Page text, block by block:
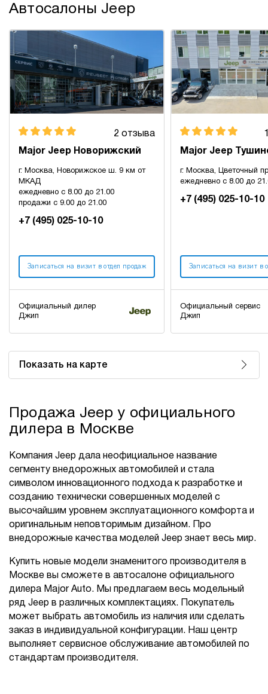
Показать на карте
Автосалоны Jeep
2 отзыва
Major Jeep Новорижский
г. Москва, Новорижское ш. 9 км от
МКАД
ежедневно с 8.00 до 21.00
продажи с 9.00 до 21.00
+7 (495) 025-10-10
Записаться на визит в отдел продаж
Официальный дилер
Джип
Major Jeep
г. Москва, Цветочный
ежедневно с 8.00 до
+7 (495) 025-10-10
Записаться на визит в
Официальный сервис
Джип
Продажа Jeep у официального
дилера в Москве
Компания Jeep дала неофициальное название
сегменту внедорожных автомобилей и стала
символом инновационного подхода к разработке и
созданию технически совершенных моделей с
высочайшим уровнем эксплуатационного комфорта и
оригинальным неповторимым дизайном. Про
внедорожные качества моделей Jeep знает весь мир.
Купить новые модели знаменитого производителя в
Москве вы сможете в автосалоне официального
дилера Major Auto. Мы предлагаем весь модельный
ряд Jeep в различных комплектациях. Покупатель
может выбрать автомобиль из наличия или сделать
заказ в индивидуальной конфигурации. Наш центр
выполняет сервисное обслуживание автомобилей по
стандартам производителя.